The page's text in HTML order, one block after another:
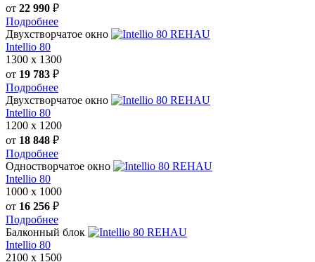
от 22 990 ₽
Подробнее
Двухстворчатое окно
REHAU
Intellio 80
1300 х 1300
от 19 783 ₽
Подробнее
Двухстворчатое окно
REHAU
Intellio 80
1200 х 1200
от 18 848 ₽
Подробнее
Одностворчатое окно
REHAU
Intellio 80
1000 х 1000
от 16 256 ₽
Подробнее
Балконный блок
REHAU
Intellio 80
2100 х 1500